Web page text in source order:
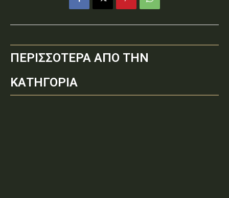
ΠΕΡΙΣΣΟΤΕΡΑ ΑΠΟ ΤΗΝ
ΚΑΤΗΓΟΡΙΑ